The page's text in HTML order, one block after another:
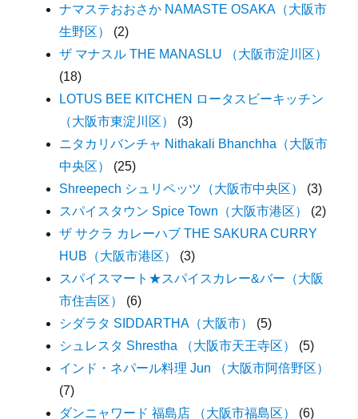
ナマステおおさか NAMASTE OSAKA（大阪市
生野区）
(2)
ザ マナスル THE MANASLU （大阪市淀川区）
(18)
LOTUS BEE KITCHEN ロータスビーキッチン
（大阪市東淀川区）
(3)
ニタカリバンチャ Nithakali Bhanchha（大阪市
中央区）
(25)
Shreepech シュリペッツ（大阪市中央区）
(3)
スパイスタウン Spice Town（大阪市港区）
(2)
ザ サクラ カレーハブ THE SAKURA CURRY
HUB（大阪市港区）
(3)
スパイスマート★スパイスカレー&バー（大阪
市住吉区）
(6)
シダラタ SIDDARTHA（大阪市）
(5)
シュレスタ Shrestha （大阪市天王寺区）
(5)
インド・ネパール料理 Jun （大阪市阿倍野区）
(7)
ダンニャワード 福島店 （大阪市福島区）
(6)